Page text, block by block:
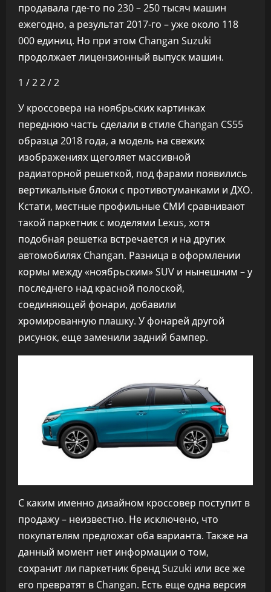
продавала где-то по 230 – 250 тысяч машин
ежегодно, а результат 2017-го – уже около 118
000 единиц. Но при этом Changan Suzuki
продолжает лицензионный выпуск машин.
1 / 22/ 2
У кроссовера на ноябрьских картинках
переднюю часть сделали в стиле Changan CS55
образца 2018 года, а модель на свежих
изображениях щеголяет массивной
радиаторной решеткой, под фарами появились
вертикальные блоки с противотуманками и ДХО.
Кстати, местные профильные СМИ сравнивают
такой паркетник с моделями Lexus, хотя
подобная решетка встречается и на других
автомобилях Changan. Разница в оформлении
кормы между «ноябрьским» SUV и нынешним – у
последнего над красной полоской,
соединяющей фонари, добавили
хромированную плашку. У фонарей другой
рисунок, еще заменили задний бампер.
С каким именно дизайном кроссовер поступит в
продажу – неизвестно. Не исключено, что
покупателям предложат оба варианта. Также на
данный момент нет информации о том,
сохранит ли паркетник бренд Suzuki или все же
его превратят в Changan. Есть еще одна версия